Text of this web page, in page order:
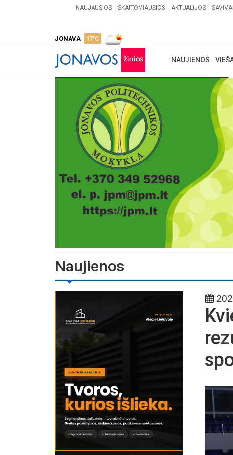
NAUJAUSIOS SKAITOMIAUSIOS AKTUALIJOS
JONAVA 17°C
NAUJIENOS
Naujienos